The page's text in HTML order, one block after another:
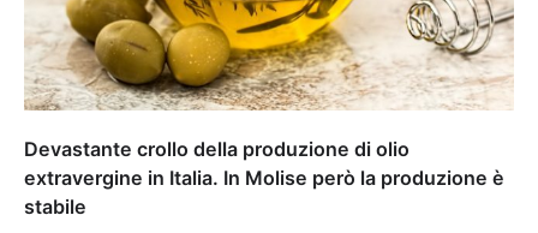
Devastante crollo della produzione di olio
extravergine in Italia. In Molise però la produzione è
stabile